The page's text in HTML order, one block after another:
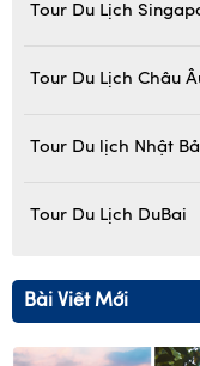
Tour Du Lịch
Tour Du Lịch Châu
Tour Du lịch Nhật
Tour Du Lịch DuBai
Bài Viết Mới